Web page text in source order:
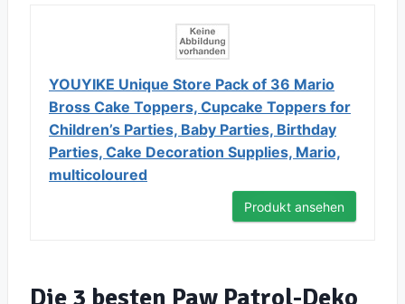
YOUYIKE Unique Store Pack of 36 Mario
Bross Cake Toppers, Cupcake Toppers for
Children’s Parties, Baby Parties, Birthday
Parties, Cake Decoration Supplies, Mario,
multicoloured
Produkt ansehen